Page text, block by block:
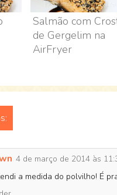
Salmão com
de Gergelim na
AirFryer
4 de março de 2014 às
a medida do polvilho! É